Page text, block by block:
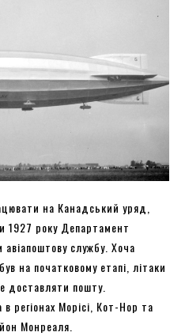
на Канадський уряд,
1927 року Департамент
авіапоштову службу. Хоча
на початковому етапі, літаки
доставляти пошту.
регіонах Морісі, Кот-Нор та
Монреаля.